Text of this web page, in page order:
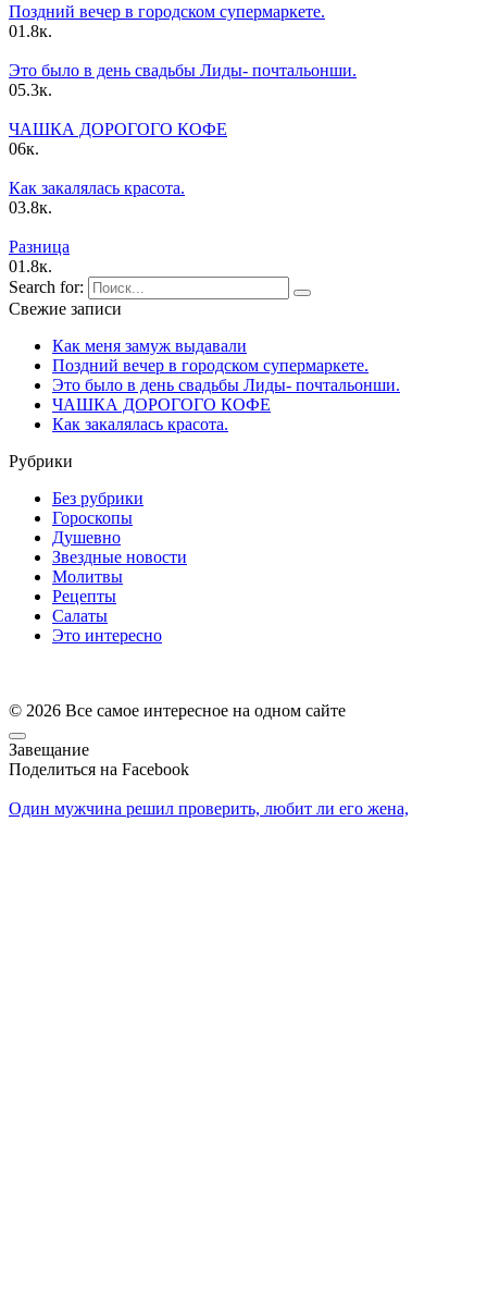
Поздний вечер в городском супермаркете.
01.8к.
Это было в день свадьбы Лиды- почтальонши.
05.3к.
ЧАШКА ДОPОГОГО КОФЕ
06к.
Как закалялась красота.
03.8к.
Pазница
01.8к.
Search for:
Свежие записи
Как меня замуж выдавали
Поздний вечер в городском супермаркете.
Это было в день свадьбы Лиды- почтальонши.
ЧАШКА ДОPОГОГО КОФЕ
Как закалялась красота.
Рубрики
Без рубрики
Гороскопы
Душевно
Звездные новости
Молитвы
Рецепты
Салаты
Это интересно
© 2026 Все самое интересное на одном сайте
Завещание
Поделиться на Facebook
Один мужчина решил проверить, любит ли его жена,